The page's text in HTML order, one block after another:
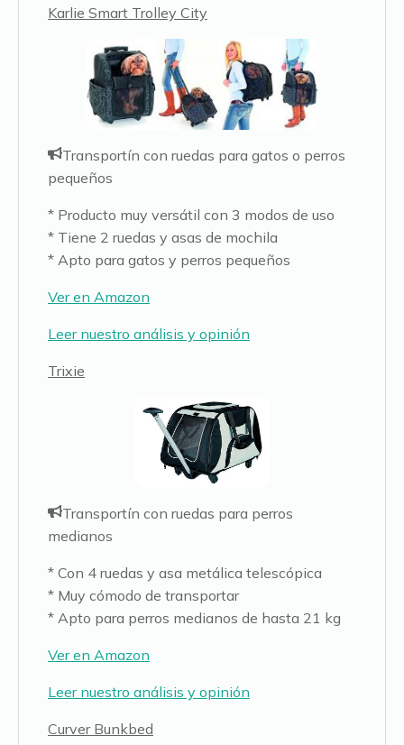
Karlie Smart Trolley City
Transportín con ruedas para gatos o perros
pequeños
* Producto muy versátil con 3 modos de uso
* Tiene 2 ruedas y asas de mochila
* Apto para gatos y perros pequeños
Ver en Amazon
Leer nuestro análisis y opinión
Trixie
Transportín con ruedas para perros
medianos
* Con 4 ruedas y asa metálica telescópica
* Muy cómodo de transportar
* Apto para perros medianos de hasta 21 kg
Ver en Amazon
Leer nuestro análisis y opinión
Curver Bunkbed